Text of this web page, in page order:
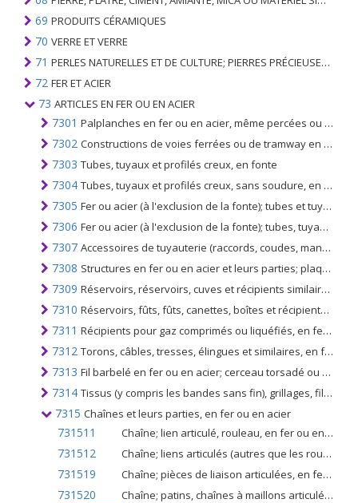
69 PRODUITS CÉRAMIQUES
70 VERRE ET VERRE
71 PERLES NATURELLES ET DE CULTURE; PIERRES PRÉCIEUSES, SEMI-PRÉCIEUSES; MÉTAUX PRÉCIEUX, PLAQUÉS OU DOUBLÉS DE MÉTAUX PRÉCIEUX ET OUVRAGES EN CES MATIÈRES; IMITATION BIJOUTERIE; PIÈCE DE MONNAIE
72 FER ET ACIER
73 ARTICLES EN FER OU EN ACIER
7301 Palplanches en fer ou en acier, même percées ou faites d'éléments assemblés; cornières, profilés et profilés soudés, en fer ou en acier
7302 Constructions de voies ferrées ou de tramway en fer ou en acier; rails, rails de contrôle et de voie, lames d'aiguillage, grenouilles à croisement, barres de pointage, traverses, assiettes à poisson, coins de chaises, semelles, plaques de base, liens et similaires
7303 Tubes, tuyaux et profilés creux, en fonte
7304 Tubes, tuyaux et profilés creux, sans soudure, en fer (autres que la fonte) ou en acier
7305 Fer ou acier (à l'exclusion de la fonte); tubes et tuyaux (p.ex. soudés, rivés ou fermés de façon similaire), ayant des sections circulaires dont le diamètre extérieur est supérieur à 406,4 mm, non sans soudure
7306 Fer ou acier (à l'exclusion de la fonte); tubes, tuyaux et profilés creux (non continus), n.c.a. au chapitre 73
7307 Accessoires de tuyauterie (raccords, coudes, manchons, par exemple), en fer ou en acier
7308 Structures en fer ou en acier et leurs parties; plaques, tiges, cornières, profilés, sections, tubes et similaires, préparés pour être utilisés dans des structures
7309 Réservoirs, réservoirs, cuves et récipients similaires; pour tout matériau (à l'exclusion du gaz comprimé ou liquéfié), en fer ou en acier, d'une capacité excédant 300 l, même avec revêtement ou isolation thermique
7310 Réservoirs, fûts, fûts, canettes, boîtes et récipients similaires, en toutes matières (à l'exclusion des gaz comprimés ou liquéfiés), en fer ou en acier, d'une capacité n'excédant pas 300 l, même isolés ou calorifugés
7311 Récipients pour gaz comprimés ou liquéfiés, en fer ou en acier
7312 Torons, câbles, tresses, élingues et similaires, en fer ou en acier, non isolés pour l'électricité
7313 Fil barbelé en fer ou en acier; cerceau torsadé ou simple fil plat, barbelé ou non et fil double faiblement tordu, des types utilisés pour clôtures, en fer ou en acier
7314 Tissus (y compris les bandes sans fin), grillages, filets et clôtures, en fils de fer ou d'acier; métal déployé de fer ou d'acier
7315 Chaînes et leurs parties, en fer ou en acier
731511 Chaîne; lien articulé, rouleau, en fer ou en acier
731512 Chaîne; liens articulés (autres que les rouleaux), en fer ou en acier
731519 Chaîne; pièces de liaison articulées, en fer ou en acier
731520 Chaîne; patins, chaînes à maillons articulés et leurs parties, en fer ou en acier